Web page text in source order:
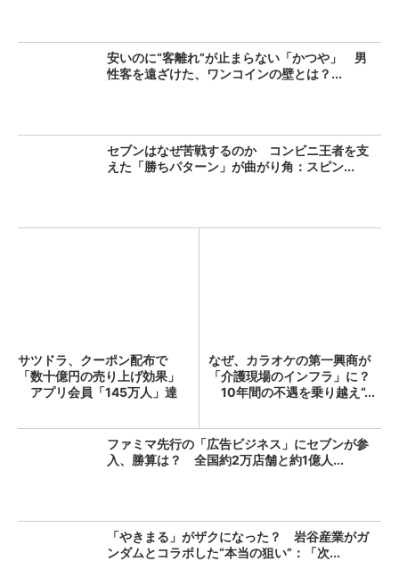
安いのに“客離れ”が止まらない「かつや」 男
性客を遠ざけた、ワンコインの壁とは？...
セブンはなぜ苦戦するのか コンビニ王者を支
えた「勝ちパターン」が曲がり角：スピン...
サツドラ、クーポン配布で
「数十億円の売り上げ効果」
アプリ会員「145万人」達
なぜ、カラオケの第一興商が
「介護現場のインフラ」に？
10年間の不遇を乗り越え“...
ファミマ先行の「広告ビジネス」にセブンが参
入、勝算は？ 全国約2万店舗と約1億人...
「やきまる」がザクになった？ 岩谷産業がガ
ンダムとコラボした“本当の狙い”：「次...